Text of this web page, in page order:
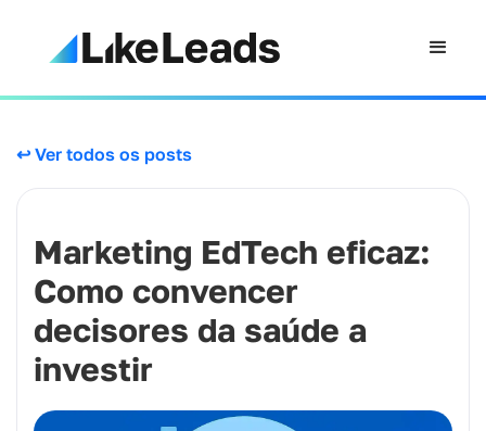
↩ Ver todos os posts
Marketing EdTech eficaz:
Como convencer
decisores da saúde a
investir